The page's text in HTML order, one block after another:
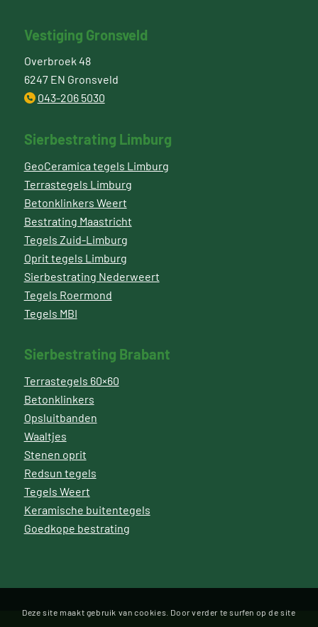
Vestiging Gronsveld
Overbroek 48
6247 EN Gronsveld
043-206 5030
Sierbestrating Limburg
GeoCeramica tegels Limburg
Terrastegels Limburg
Betonklinkers Weert
Bestrating Maastricht
Tegels Zuid-Limburg
Oprit tegels Limburg
Sierbestrating Nederweert
Tegels Roermond
Tegels MBI
Sierbestrating Brabant
Terrastegels 60×60
Betonklinkers
Opsluitbanden
Waaltjes
Stenen oprit
Redsun tegels
Tegels Weert
Keramische buitentegels
Goedkope bestrating
Deze site maakt gebruik van cookies. Door verder te surfen op de site